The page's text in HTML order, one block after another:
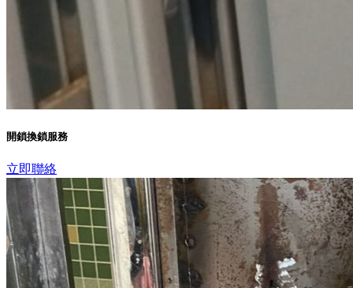
開鎖換鎖服務
立即聯絡